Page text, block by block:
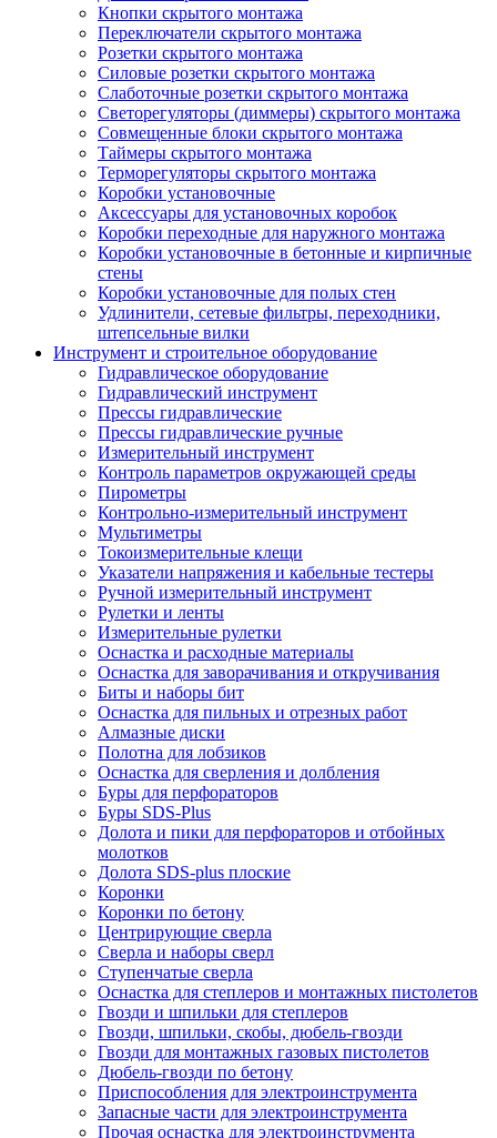
Кнопки скрытого монтажа
Переключатели скрытого монтажа
Розетки скрытого монтажа
Силовые розетки скрытого монтажа
Слаботочные розетки скрытого монтажа
Светорегуляторы (диммеры) скрытого монтажа
Совмещенные блоки скрытого монтажа
Таймеры скрытого монтажа
Терморегуляторы скрытого монтажа
Коробки установочные
Аксессуары для установочных коробок
Коробки переходные для наружного монтажа
Коробки установочные в бетонные и кирпичные
стены
Коробки установочные для полых стен
Удлинители, сетевые фильтры, переходники,
штепсельные вилки
Инструмент и строительное оборудование
Гидравлическое оборудование
Гидравлический инструмент
Прессы гидравлические
Прессы гидравлические ручные
Измерительный инструмент
Контроль параметров окружающей среды
Пирометры
Контрольно-измерительный инструмент
Мультиметры
Токоизмерительные клещи
Указатели напряжения и кабельные тестеры
Ручной измерительный инструмент
Рулетки и ленты
Измерительные рулетки
Оснастка и расходные материалы
Оснастка для заворачивания и откручивания
Биты и наборы бит
Оснастка для пильных и отрезных работ
Алмазные диски
Полотна для лобзиков
Оснастка для сверления и долбления
Буры для перфораторов
Буры SDS-Plus
Долота и пики для перфораторов и отбойных
молотков
Долота SDS-plus плоские
Коронки
Коронки по бетону
Центрирующие сверла
Сверла и наборы сверл
Ступенчатые сверла
Оснастка для степлеров и монтажных пистолетов
Гвозди и шпильки для степлеров
Гвозди, шпильки, скобы, дюбель-гвозди
Гвозди для монтажных газовых пистолетов
Дюбель-гвозди по бетону
Приспособления для электроинструмента
Запасные части для электроинструмента
Прочая оснастка для электроинструмента